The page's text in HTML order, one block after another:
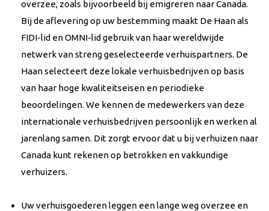
overzee, zoals bijvoorbeeld bij emigreren naar Canada.
Bij de aflevering op uw bestemming maakt De Haan als
FIDI-lid en OMNI-lid gebruik van haar wereldwijde
netwerk van streng geselecteerde verhuispartners. De
Haan selecteert deze lokale verhuisbedrijven op basis
van haar hoge kwaliteitseisen en periodieke
beoordelingen. We kennen de medewerkers van deze
internationale verhuisbedrijven persoonlijk en werken al
jarenlang samen. Dit zorgt ervoor dat u bij verhuizen naar
Canada kunt rekenen op betrokken en vakkundige
verhuizers.
Uw verhuisgoederen leggen een lange weg overzee en